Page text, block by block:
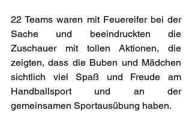
22 Teams waren mit Feuereifer bei der
Sache und beeindruckten die
Zuschauer mit tollen Aktionen, die
zeigten, dass die Buben und Mädchen
sichtlich viel Spaß und Freude am
Handballsport und an der
gemeinsamen Sportausübung haben.